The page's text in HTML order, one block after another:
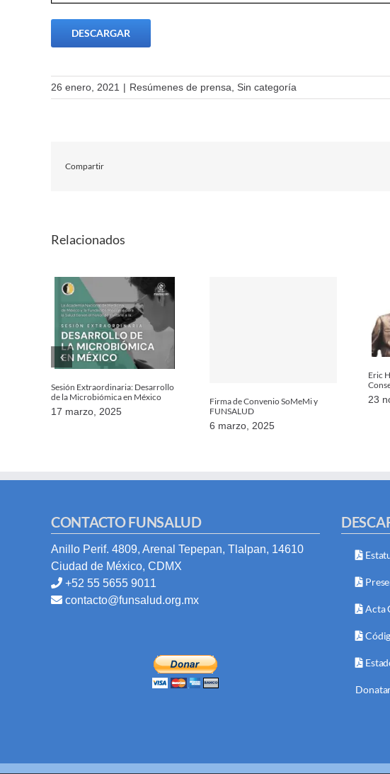
DESCARGAR
26 enero, 2021 | Resúmenes de prensa Sin categoría
Compartir
Relacionados
Sesión Extraordinaria: Desarrollo
de la Microbiómica en México
17 marzo, 2025
Firma de Convenio SoMeMi y
FUNSALUD
6 marzo, 2025
Eric
23
CONTACTO FUNSALUD
Anillo Perif. 4809, Arenal Tepepan, Tlalpan, 14610
Ciudad de México, CDMX
+52 55 5655 9011
contacto@funsalud.org.mx
Acta